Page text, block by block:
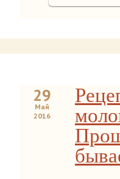
29
Май
2016